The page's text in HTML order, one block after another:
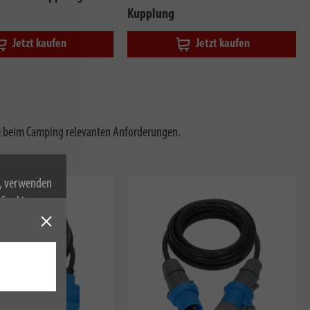
verwenden
zu.
Jetzt kaufen
Kupplung
Jetzt kaufen
Camping relevanten Anforderungen.